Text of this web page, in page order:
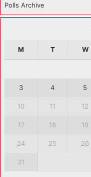
Polls Archive
M T W
3 4 5
10 11 12
17 18 19
24 25 26
31